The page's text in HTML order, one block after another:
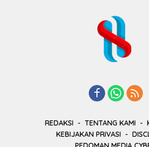
REDAKSI TENTANG KAMI
KEBIJAKAN PRIVASI